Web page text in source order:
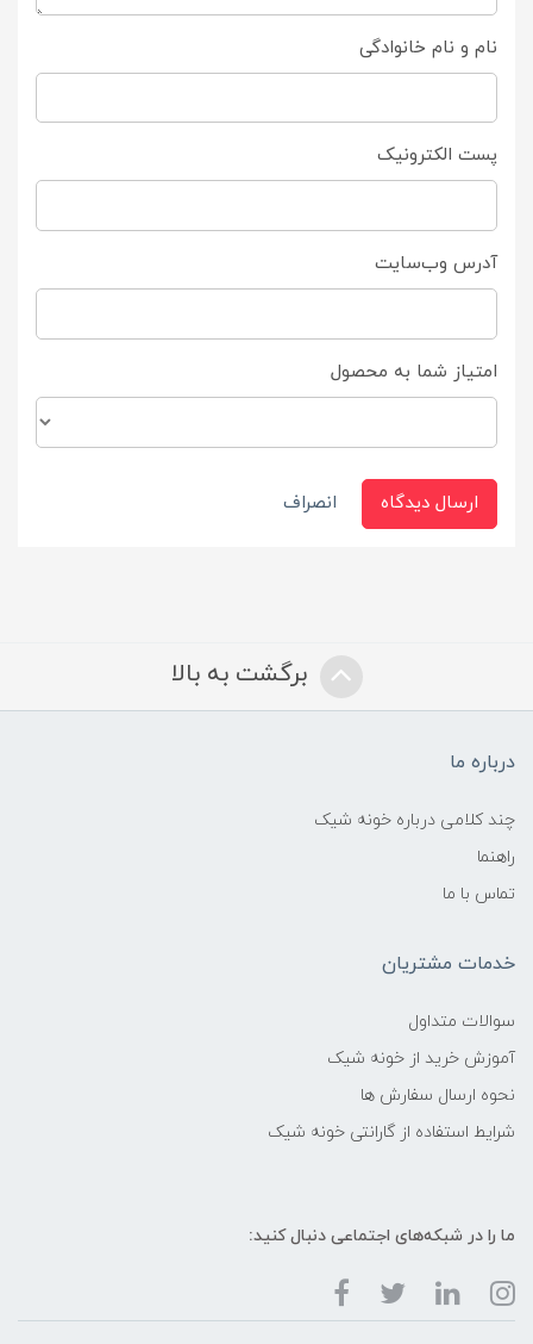
نام و نام خانوادگی
پست الکترونیک
آدرس وب‌سایت
امتیاز شما به محصول
ارسال دیدگاه انصراف
برگشت به بالا
درباره ما
چند کلامی درباره خونه شیک
راهنما
تماس با ما
خدمات مشتریان
سوالات متداول
آموزش خرید از خونه شیک
نحوه ارسال سفارش ها
شرایط استفاده از گارانتی خونه شیک
ما را در شبکه‌های اجتماعی دنبال کنید: